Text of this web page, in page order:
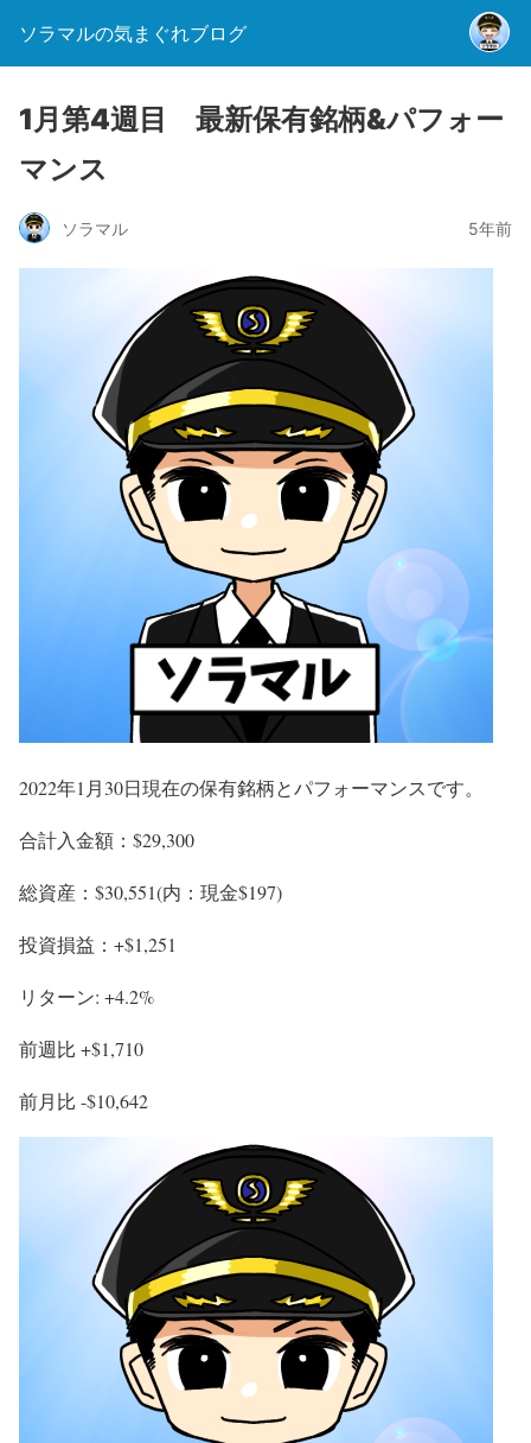
ソラマルの気まぐれブログ
1月第4週目 最新保有銘柄&パフォー
マンス
ソラマル 5年前
2022年1月30日現在の保有銘柄とパフォーマンスです。
合計入金額：$29,300
総資産：$30,551(内：現金$197)
投資損益： +$1,251
リターン: +4.2%
前週比 +$1,710
前月比 -$10,642